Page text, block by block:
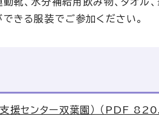
きる服装でご参加ください。
援センター双葉園） （PDF